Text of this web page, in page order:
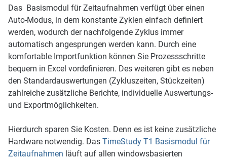
Das Basismodul für Zeitaufnahmen verfügt über einen
Auto-Modus, in dem konstante Zyklen einfach definiert
werden, wodurch der nachfolgende Zyklus immer
automatisch angesprungen werden kann. Durch eine
komfortable Importfunktion können Sie Prozessschritte
bequem in Excel vordefinieren. Des weiteren gibt es neben
den Standardauswertungen (Zykluszeiten, Stückzeiten)
zahlreiche zusätzliche Berichte, individuelle Auswertungs-
und Exportmöglichkeiten.
Hierdurch sparen Sie Kosten. Denn es ist keine zusätzliche
Hardware notwendig. Das TimeStudy T1 Basismodul für
Zeitaufnahmen läuft auf allen windowsbasierten